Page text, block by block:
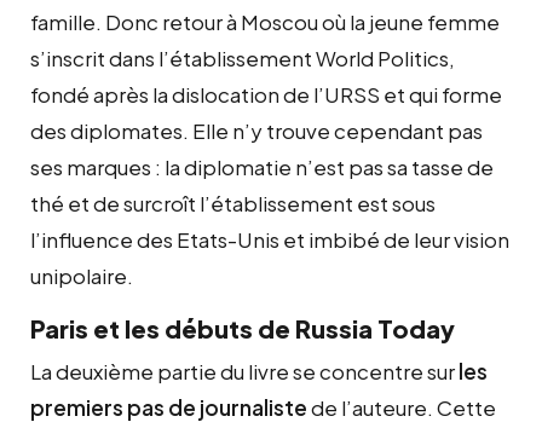
famille. Donc retour à Moscou où la jeune femme
s’inscrit dans l’établissement World Politics,
fondé après la dislocation de l’URSS et qui forme
des diplomates. Elle n’y trouve cependant pas
ses marques : la diplomatie n’est pas sa tasse de
thé et de surcroît l’établissement est sous
l’influence des Etats-Unis et imbibé de leur vision
unipolaire.
Paris et les débuts de Russia Today
La deuxième partie du livre se concentre surles
premiers pas de journalistede l’auteure. Cette